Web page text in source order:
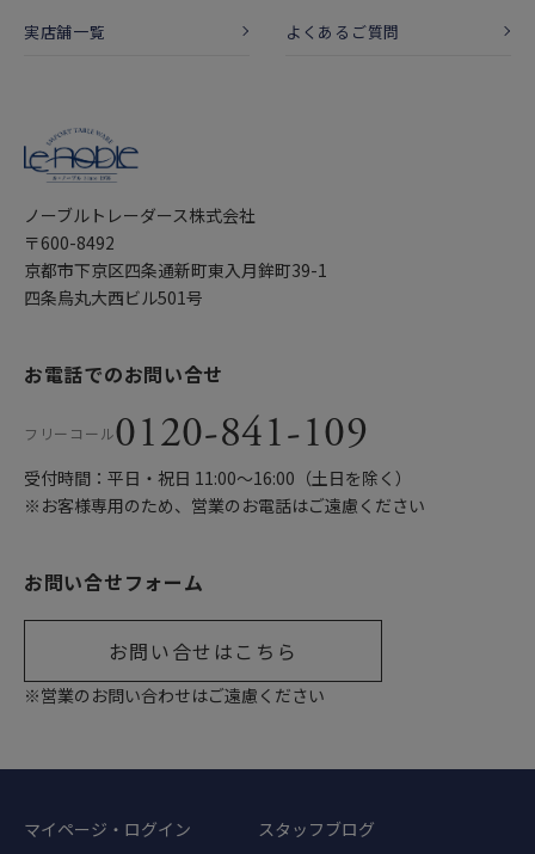
実店舗一覧 よくあるご質問
ノーブルトレーダース株式会社
〒600-8492
京都市下京区四条通新町東入月鉾町39-1
四条烏丸大西ビル501号
お電話でのお問い合せ
フリーコール0120-841-109
受付時間：平日・祝日 11:00〜16:00（土日を除く）
※お客様専用のため、営業のお電話はご遠慮ください
お問い合せフォーム
お問い合せはこちら
※営業のお問い合わせはご遠慮ください
マイページ・ログイン スタッフブログ